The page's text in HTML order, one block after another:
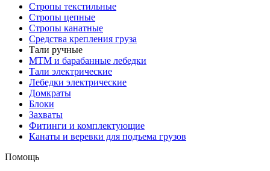
Стропы текстильные
Стропы цепные
Стропы канатные
Средства крепления груза
Тали ручные
МТМ и барабанные лебедки
Тали электрические
Лебедки электрические
Домкраты
Блоки
Захваты
Фитинги и комплектующие
Канаты и веревки для подъема грузов
Помощь